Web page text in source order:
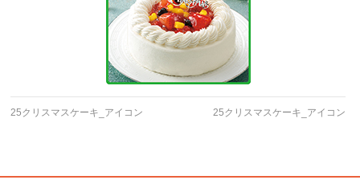
25クリスマスケーキ_アイコン 25クリスマスケーキ_アイコン